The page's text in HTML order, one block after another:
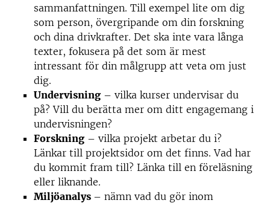
sammanfattningen. Till exempel lite om dig
som person, övergripande om din forskning
och dina drivkrafter. Det ska inte vara långa
texter, fokusera på det som är mest
intressant för din målgrupp att veta om just
dig.
Undervisning – vilka kurser undervisar du
på? Vill du berätta mer om ditt engagemang i
undervisningen?
Forskning – vilka projekt arbetar du i?
Länkar till projektsidor om det finns. Vad har
du kommit fram till? Länka till en föreläsning
eller liknande.
Miljöanalys – nämn vad du gör inom